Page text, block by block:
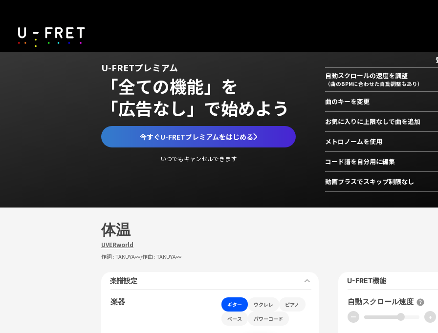
U-FRETプレミアム
「全ての機能」を
「広告なし」で始めよう
今すぐU-FRETプレミアムをはじめる
いつでもキャンセルできます
自動スクロールの速度を調整
（曲のBPMに合わせた自動調整もあり）
曲のキーを変更
お気に入りに上限なしで曲を追加
メトロノームを使用
コード譜を自分用に編集
動画プラスでスキップ制限なし
体温
UVERworld
作詞 :TAKUYA∞/作曲 :TAKUYA∞
楽譜設定
楽器 ギター ウクレレ
ピアノ
ベース
パワーコード
U-FRET機能
自動スクロール速度
ー +